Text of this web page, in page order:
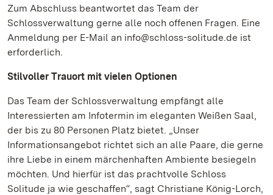
Zum Abschluss beantwortet das Team der
Schlossverwaltung gerne alle noch offenen Fragen. Eine
Anmeldung per E-Mail an info@schloss-solitude.de ist
erforderlich.
Stilvoller Trauort mit vielen Optionen
Das Team der Schlossverwaltung empfängt alle
Interessierten am Infotermin im eleganten Weißen Saal,
der bis zu 80 Personen Platz bietet. „Unser
Informationsangebot richtet sich an alle Paare, die gerne
ihre Liebe in einem märchenhaften Ambiente besiegeln
möchten. Und hierfür ist das prachtvolle Schloss
Solitude ja wie geschaffen“, sagt Christiane König-Lorch,